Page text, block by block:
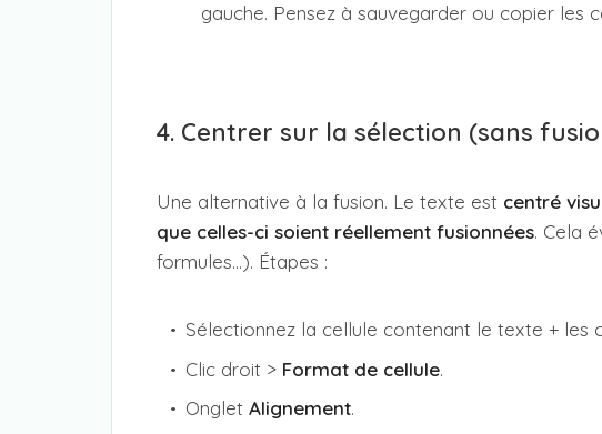
gauche. Pensez à sauvegarder ou copier les
4. Centrer sur la sélection (sans
Une alternative à la fusion. Le texte est centré
que celles-ci soient réellement fusionnées. Cela
formules…). Étapes :
Sélectionnez la cellule contenant le texte + les
Clic droit > Format de cellule.
Onglet Alignement.